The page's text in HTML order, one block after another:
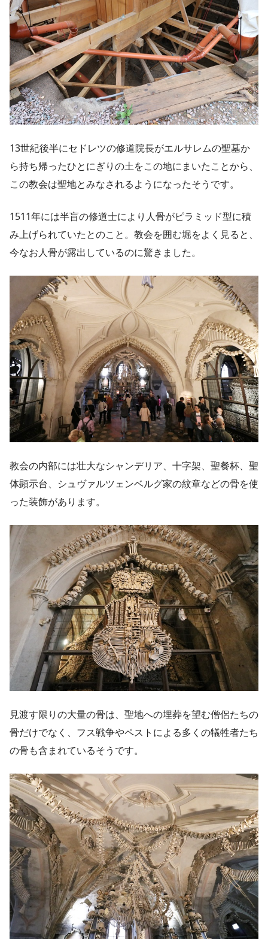
13世紀後半にセドレツの修道院長がエルサレムの聖墓か
ら持ち帰ったひとにぎりの土をこの地にまいたことから、
この教会は聖地とみなされるようになったそうです。
1511年には半盲の修道士により人骨がピラミッド型に積
み上げられていたとのこと。教会を囲む堀をよく見ると、
今なお人骨が露出しているのに驚きました。
教会の内部には壮大なシャンデリア、十字架、聖餐杯、聖
体顕示台、シュヴァルツェンベルグ家の紋章などの骨を使
った装飾があります。
見渡す限りの大量の骨は、聖地への埋葬を望む僧侶たちの
骨だけでなく、フス戦争やペストによる多くの犠牲者たち
の骨も含まれているそうです。